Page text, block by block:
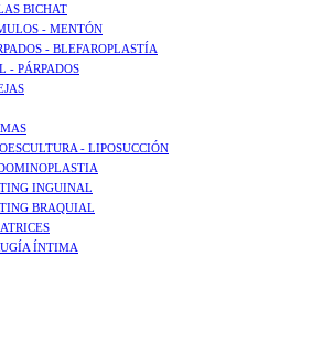
BICHAT
- MENTÓN
- BLEFAROPLASTÍA
- PÁRPADOS
- LIPOSUCCIÓN
INGUINAL
BRAQUIAL
ÍNTIMA